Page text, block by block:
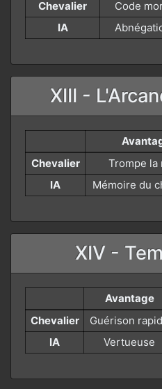
Chevalier
Code
IA
XIII -
Chevalier
Trompe la
IA
Mémoire du
XIV -
Avantage
Chevalier
Guérison
IA
Vertueuse